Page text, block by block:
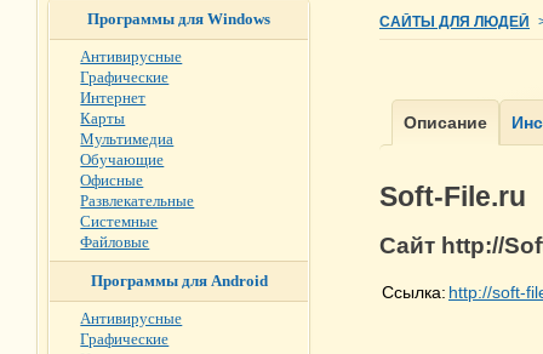
САЙТЫ ДЛЯ ЛЮДЕЙ
Soft-File.ru
Сайт http://
Ссылка: http://soft-
Программы для Windows
Антивирусные
Графические
Интернет
Карты
Мультимедиа
Обучающие
Офисные
Развлекательные
Системные
Файловые
Программы для Android
Антивирусные
Графические